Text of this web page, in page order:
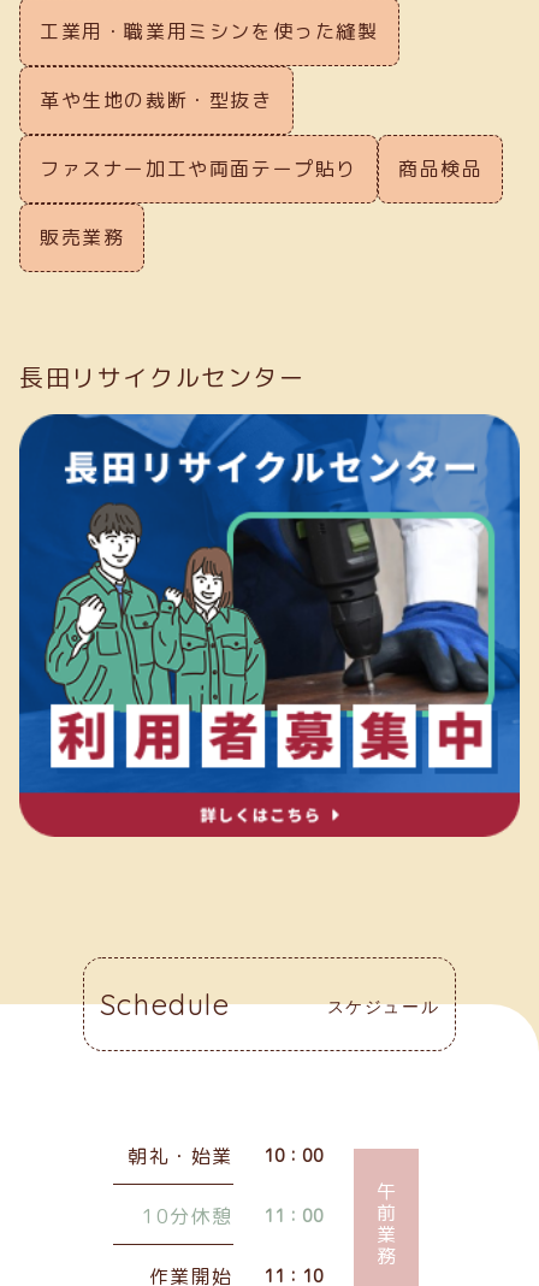
工業用・職業用ミシンを使った縫製
革や生地の裁断・型抜き
ファスナー加工や両面テープ貼り 商品検品
販売業務
長田リサイクルセンター
Schedule スケジュール
朝礼・始業 10：00
10分休憩 11：00
作業開始 11：10
午前業務